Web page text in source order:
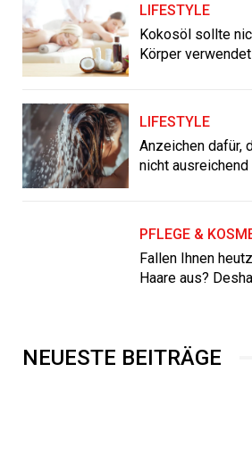
LIFESTYLE
Kokosöl sollte
Körper
LIFESTYLE
Anzeichen dafür,
nicht
PFLEGE &
Fallen Ihnen
Haare aus?
NEUESTE BEITRÄGE